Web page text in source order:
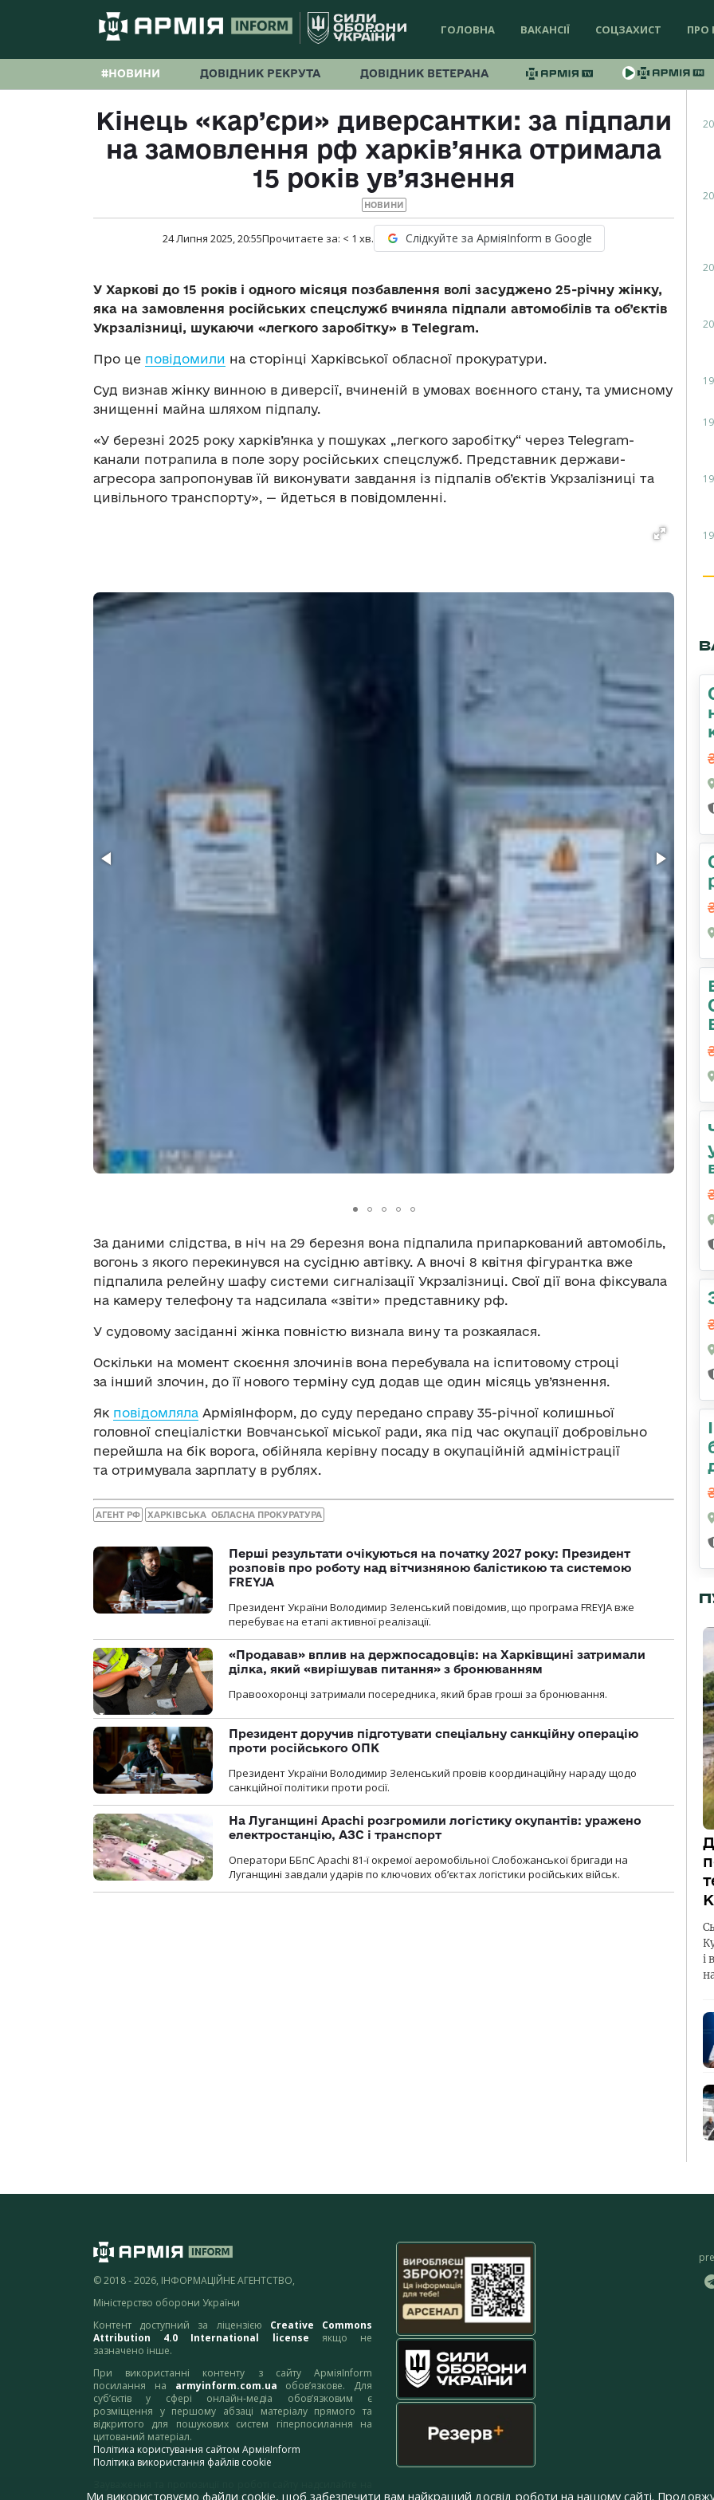
ГОЛОВНА ВАКАНСІЇ СОЦЗАХИСТ ПРО
#НОВИНИ ДОВІДНИК РЕКРУТА ДОВІДНИК ВЕТЕРАНА
Кінець «кар’єри» диверсантки: за підпали
на замовлення рф харків’янка отримала
15 років ув’язнення
НОВИНИ
24 Липня 2025, 20:55Прочитаєте за: < 1 хв. Слідкуйте за АрміяInform в Google
У Харкові до 15 років і одного місяця позбавлення волі засуджено 25-річну жінку,
яка на замовлення російських спецслужб вчиняла підпали автомобілів та об’єктів
Укрзалізниці, шукаючи «легкого заробітку» в Telegram.
Про це повідомили на сторінці Харківської обласної прокуратури.
Суд визнав жінку винною в диверсії, вчиненій в умовах воєнного стану, та умисному
знищенні майна шляхом підпалу.
«У березні 2025 року харків’янка у пошуках „легкого заробітку“ через Telegram-
канали потрапила в поле зору російських спецслужб. Представник держави-
агресора запропонував їй виконувати завдання із підпалів об’єктів Укрзалізниці та
цивільного транспорту», — йдеться в повідомленні.
За даними слідства, в ніч на 29 березня вона підпалила припаркований автомобіль,
вогонь з якого перекинувся на сусідню автівку. А вночі 8 квітня фігурантка вже
підпалила релейну шафу системи сигналізації Укрзалізниці. Свої дії вона фіксувала
на камеру телефону та надсилала «звіти» представнику рф.
У судовому засіданні жінка повністю визнала вину та розкаялася.
Оскільки на момент скоєння злочинів вона перебувала на іспитовому строці
за інший злочин, до її нового терміну суд додав ще один місяць ув’язнення.
Як повідомляла АрміяІнформ, до суду передано справу 35-річної колишньої
головної спеціалістки Вовчанської міської ради, яка під час окупації добровільно
перейшла на бік ворога, обійняла керівну посаду в окупаційній адміністрації
та отримувала зарплату в рублях.
АГЕНТ РФ ХАРКІВСЬКА ОБЛАСНА ПРОКУРАТУРА
Перші результати очікуються на початку 2027 року: Президент
розповів про роботу над вітчизняною балістикою та системою
FREYJA
Президент України Володимир Зеленський повідомив, що програма FREYJA вже
перебуває на етапі активної реалізації.
«Продавав» вплив на держпосадовців: на Харківщині затримали
ділка, який «вирішував питання» з бронюванням
Правоохоронці затримали посередника, який брав гроші за бронювання.
Президент доручив підготувати спеціальну санкційну операцію
проти російського ОПК
Президент України Володимир Зеленський провів координаційну нараду щодо
санкційної політики проти росії.
На Луганщині Apachi розгромили логістику окупантів: уражено
електростанцію, АЗС і транспорт
Оператори ББпС Apachi 81-ї окремої аеромобільної Слобожанської бригади на
Луганщині завдали ударів по ключових об’єктах логістики російських військ.
і
© 2018 - 2026, ІНФОРМАЦІЙНЕ АГЕНТСТВО,
Міністерство оборони України
Контент доступний за ліцензією Creative Commons
Attribution 4.0 International license якщо не
зазначено інше.
При використанні контенту з сайту АрміяInform
посилання на armyinform.com.ua обов’язкове. Для
суб’єктів у сфері онлайн-медіа обов’язковим є
розміщення у першому абзаці матеріалу прямого та
відкритого для пошукових систем гіперпосилання на
цитований матеріал.
Політика користування сайтом АрміяInform
Політика використання файлів cookie
Ми використовуємо файли cookie, щоб забезпечити вам найкращий досвід роботи на нашому сайті.